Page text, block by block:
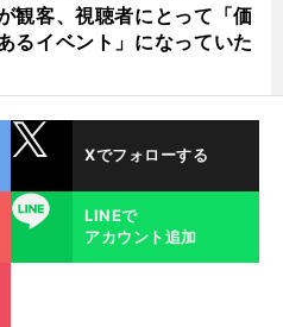
観客、視聴者にとって「価
るイベント」になっていた
Xでフォローする
LINEで
アカウント追加